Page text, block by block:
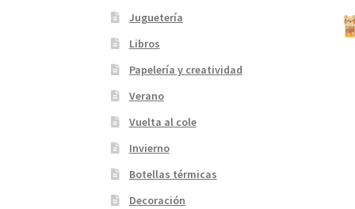
Juguetería
Libros
Papelería y creatividad
Verano
Vuelta al cole
Invierno
Botellas térmicas
Decoración